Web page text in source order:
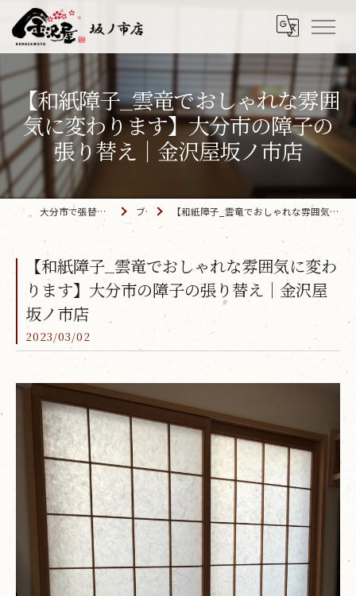
【和紙障子_雲竜でおしゃれな雰囲
気に変わります】大分市の障子の
張り替え｜金沢屋坂ノ市店
大分市で張替えなら「金沢屋 坂ノ市店」 ブログ 【和紙障子_雲竜でおしゃれな雰囲気に変わります】大分市の障子の張り替え｜金沢屋坂ノ市店
【和紙障子_雲竜でおしゃれな雰囲気に変わ
ります】大分市の障子の張り替え｜金沢屋
坂ノ市店
2023/03/02